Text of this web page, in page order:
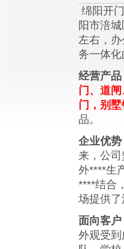
绵阳开
阳市涪
左右，
务一体
经营产品
门、道
门，别
品。
企业优势
来，公
外****生
****结合
场提供
面向客户
外观受